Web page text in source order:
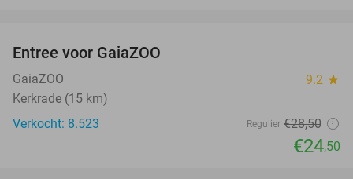
Entree voor GaiaZOO
GaiaZOO 9.2 star
Kerkrade (15 km)
Verkocht: 8.523
Regulier €28,50
€24,50